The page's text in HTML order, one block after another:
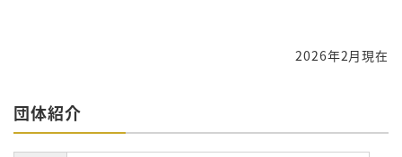
2026年2月現在
団体紹介